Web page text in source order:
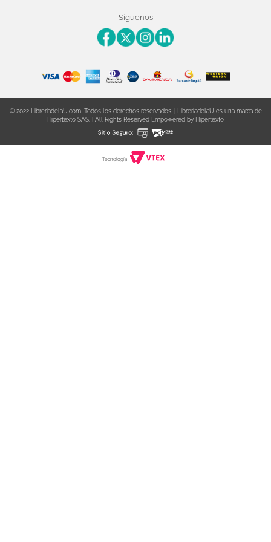
Nuestras politicas de atención
Siguenos
© 2022 LibreriadelaU.com. Todos los derechos reservados. | LibreriadelaU es una marca de
Hipertexto SAS. | All Rights Reserved Empowered by Hipertexto
Tecnología